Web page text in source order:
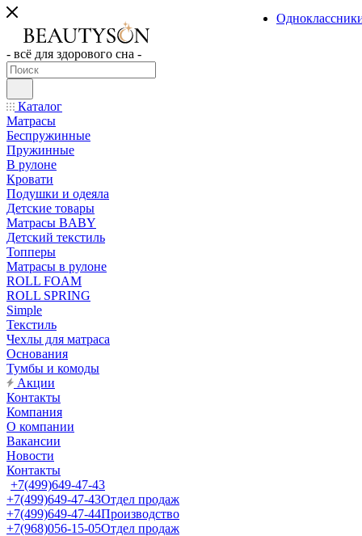
- всё для здорового сна -
Каталог
Матрасы
Беспружинные
Пружинные
В рулоне
Кровати
Подушки и одеяла
Детские товары
Матрасы BABY
Детский текстиль
Топперы
Матрасы в рулоне
ROLL FOAM
ROLL SPRING
Simple
Текстиль
Чехлы для матраса
Основания
Тумбы и комоды
Акции
Контакты
Компания
О компании
Вакансии
Новости
Контакты
+7(499)649-47-43
+7(499)649-47-43Отдел продаж
+7(499)649-47-44Производство
+7(968)056-15-05Отдел продаж